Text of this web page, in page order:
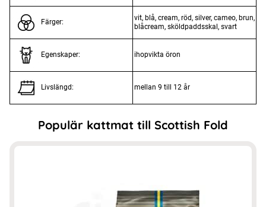
Färger:
vit, blå, cream, röd, silver, cameo, brun,
blåcream, sköldpaddsskal, svart
Egenskaper: ihopvikta öron
Livslängd: mellan 9 till 12 år
Populär kattmat till Scottish Fold